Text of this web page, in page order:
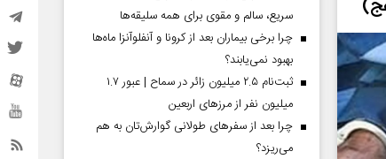
سریع، سالم و مقوی برای همه سلیقه‌ها
چرا برخی بیماران بعد از کرونا و آنفلوآنزا ماه‌ها
بهبود نمی‌یابند؟
ثبت‌نام ۲.۵ میلیون زائر در سماح | عبور ۱.۷
میلیون نفر از مرز‌های اربعین
چرا بعد از سفرهای طولانی گوارش‌تان به هم
می‌ریزد؟